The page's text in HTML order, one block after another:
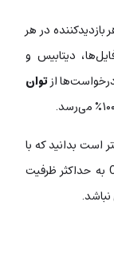
در هر
دیتابیس و
ازتوان
است بدانید که با
افزایش ناگهانی ترافیک سایت، ممکن است CPU به حداکثر ظرفیت